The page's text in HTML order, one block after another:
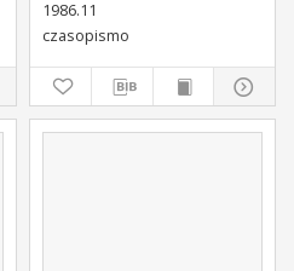
1986.11
czasopismo